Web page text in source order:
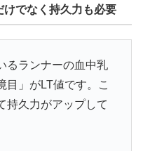
でなく持久力も必要
るランナーの血中乳
目」がLT値です。こ
持久力がアップして